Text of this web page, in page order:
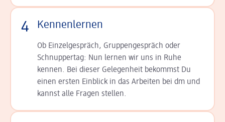
4 Kennenlernen
Ob Einzelgespräch, Grup­pen­gespräch oder
Schnup­per­tag: Nun lernen wir uns in Ruhe
kennen. Bei dieser Gelegenheit bekommst Du
einen ersten Einblick in das Arbeiten bei dm und
kannst alle Fragen stellen.